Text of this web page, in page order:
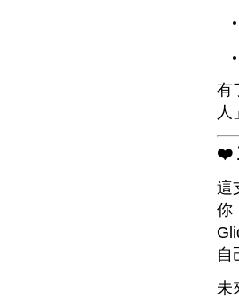
有
人
❤️
這
你
自
未